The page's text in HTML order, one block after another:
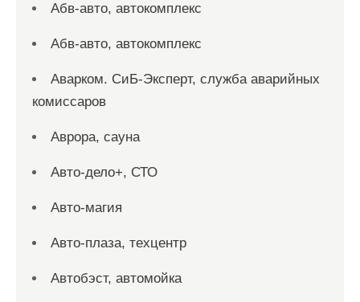
Абв-авто, автокомплекс
Абв-авто, автокомплекс
Аварком. СиБ-Эксперт, служба аварийных
комиссаров
Аврора, сауна
Авто-дело+, СТО
Авто-магия
Авто-плаза, техцентр
Автобэст, автомойка